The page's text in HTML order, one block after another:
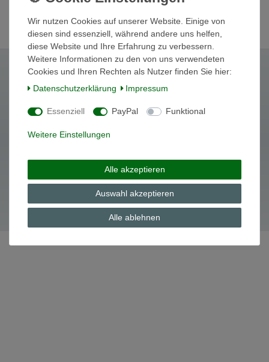
Widerrufs­recht Widerrufs­formular
© Copyright 2026 | Alle Rechte vorbehalten.
Wir nutzen Cookies auf unserer Website. Einige von
diesen sind essenziell, während andere uns helfen,
diese Website und Ihre Erfahrung zu verbessern.
Weitere Informationen zu den von uns verwendeten
Cookies und Ihren Rechten als Nutzer finden Sie hier:
Daten­schutz­erklärung
Impressum
Essenziell PayPal Funktional
Weitere Einstellungen
Alle akzeptieren
Auswahl akzeptieren
Alle ablehnen